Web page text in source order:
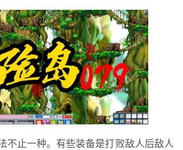
不止一种。有些装备是打败敌人后敌人